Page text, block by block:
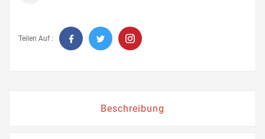
Teilen Auf :
Beschreibung